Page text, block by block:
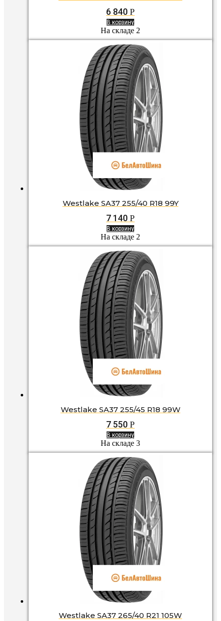
6 840 Р
В корзину
На складе 2
Westlake SA37 255/40 R18 99Y
7 140 Р
В корзину
На складе 2
Westlake SA37 255/45 R18 99W
7 550 Р
В корзину
На складе 3
Westlake SA37 265/40 R21 105W